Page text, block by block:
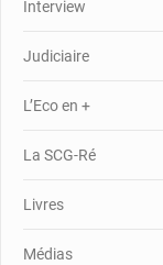
Interview
Judiciaire
L’Eco en +
La SCG-Ré
Livres
Médias